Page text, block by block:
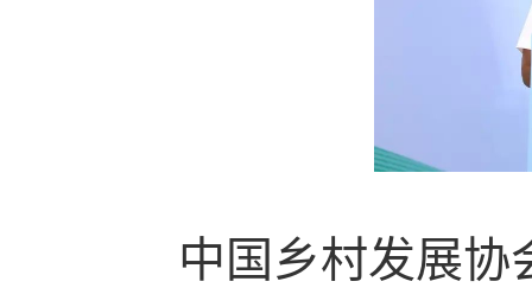
中国乡村发展协